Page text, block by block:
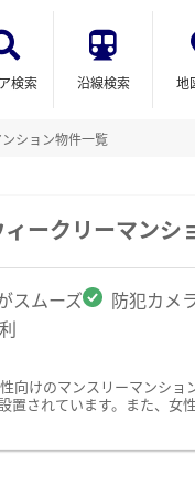
検索 沿線検索 地
ション物件一覧
ークリーマンシ
スムーズ 防犯カメ
けのマンスリーマンシ
されています。また、